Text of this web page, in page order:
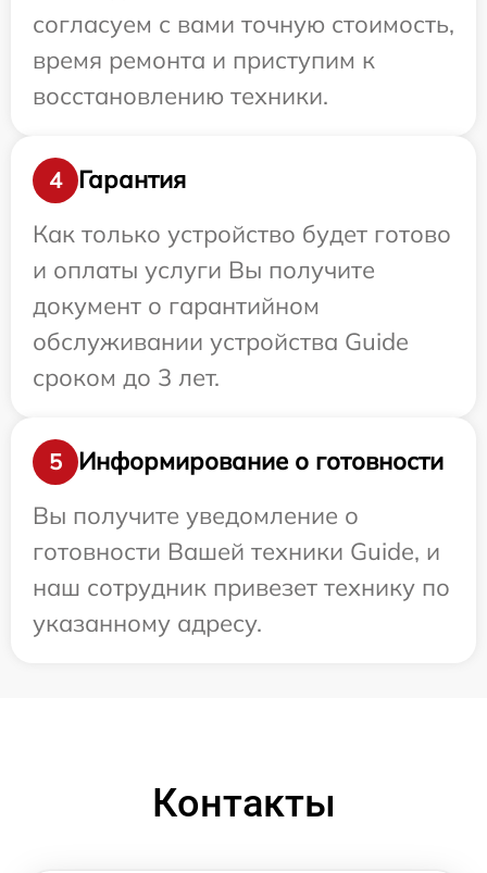
согласуем с вами точную стоимость,
время ремонта и приступим к
восстановлению техники.
4
Гарантия
Как только устройство будет готово
и оплаты услуги Вы получите
документ о гарантийном
обслуживании устройства Guide
сроком до 3 лет.
5
Информирование о готовности
Вы получите уведомление о
готовности Вашей техники Guide, и
наш сотрудник привезет технику по
указанному адресу.
Контакты